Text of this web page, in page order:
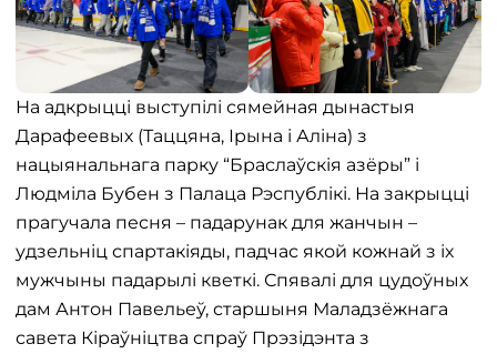
На адкрыцці выступілі сямейная дынастыя
Дарафеевых (Таццяна, Ірына і Аліна) з
нацыянальнага парку “Браслаўскія азёры” і
Людміла Бубен з Палаца Рэспублікі. На закрыцці
прагучала песня – падарунак для жанчын –
удзельніц спартакіяды, падчас якой кожнай з іх
мужчыны падарылі кветкі. Спявалі для цудоўных
дам Антон Павельеў, старшыня Маладзёжнага
савета Кіраўніцтва спраў Прэзідэнта з